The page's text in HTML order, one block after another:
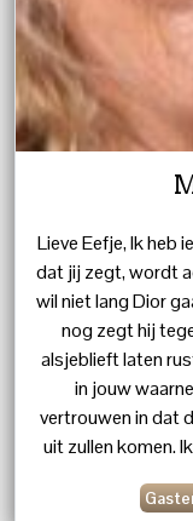
Lieve Eefje, Ik heb
dat jij zegt, wordt
wil niet lang Dior
nog zegt hij
alsjeblieft laten
in jouw
vertrouwen in dat
uit zullen komen.